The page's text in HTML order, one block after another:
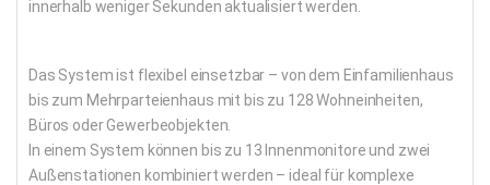
innerhalb weniger Sekunden aktualisiert werden.
Das System ist flexibel einsetzbar – von dem Einfamilienhaus
bis zum Mehrparteienhaus mit bis zu 128 Wohneinheiten,
Büros oder Gewerbeobjekten.
In einem System können bis zu 13 Innenmonitore und zwei
Außenstationen kombiniert werden – ideal für komplexe